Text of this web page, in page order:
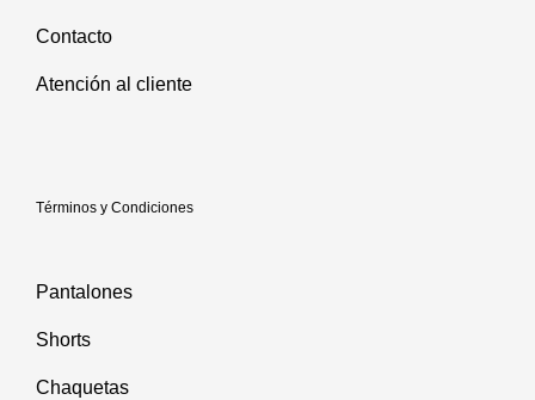
Contacto
Atención al cliente
Términos y Condiciones
Pantalones
Shorts
Chaquetas